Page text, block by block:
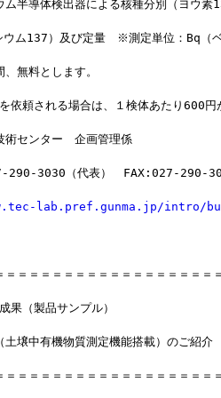
ム半導体検出器による核種分別（ヨウ素
及び定量　※測定単位：Bq（ベ
、無料とします。
依頼される場合は、１検体あたり600円
術センター　企画管理係
（代表）　FAX:027-290-
lab.pref.gunma.jp/intro/
＝＝＝＝＝＝＝＝＝＝＝＝＝＝＝＝＝＝
（製品サンプル）
有機物質測定機能搭載）のご紹介
＝＝＝＝＝＝＝＝＝＝＝＝＝＝＝＝＝＝